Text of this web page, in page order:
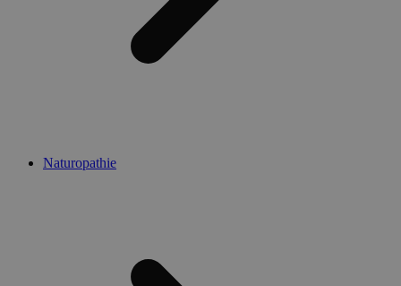
Naturopathie